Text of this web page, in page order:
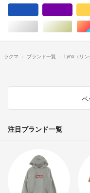
シルバー/銀色系
ゴー
ラクマ ブランド一覧 Lynx（リン
注目ブランド一覧